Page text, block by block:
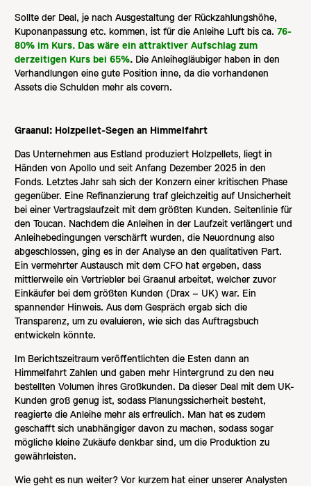
Sollte der Deal, je nach Ausgestaltung der Rückzahlungshöhe,
Kuponanpassung etc. kommen, ist für die Anleihe Luft bis ca. 76-
80% im Kurs. Das wäre ein attraktiver Aufschlag zum
derzeitigen Kurs bei 65%. Die Anleihegläubiger haben in den
Verhandlungen eine gute Position inne, da die vorhandenen
Assets die Schulden mehr als covern.
Graanul: Holzpellet-Segen an Himmelfahrt
Das Unternehmen aus Estland produziert Holzpellets, liegt in
Händen von Apollo und seit Anfang Dezember 2025 in den
Fonds. Letztes Jahr sah sich der Konzern einer kritischen Phase
gegenüber. Eine Refinanzierung traf gleichzeitig auf Unsicherheit
bei einer Vertragslaufzeit mit dem größten Kunden. Seitenlinie für
den Toucan. Nachdem die Anleihen in der Laufzeit verlängert und
Anleihebedingungen verschärft wurden, die Neuordnung also
abgeschlossen, ging es in der Analyse an den qualitativen Part.
Ein vermehrter Austausch mit dem CFO hat ergeben, dass
mittlerweile ein Vertriebler bei Graanul arbeitet, welcher zuvor
Einkäufer bei dem größten Kunden (Drax – UK) war. Ein
spannender Hinweis. Aus dem Gespräch ergab sich die
Transparenz, um zu evaluieren, wie sich das Auftragsbuch
entwickeln könnte.
Im Berichtszeitraum veröffentlichten die Esten dann an
Himmelfahrt Zahlen und gaben mehr Hintergrund zu den neu
bestellten Volumen ihres Großkunden. Da dieser Deal mit dem UK-
Kunden groß genug ist, sodass Planungssicherheit besteht,
reagierte die Anleihe mehr als erfreulich. Man hat es zudem
geschafft sich unabhängiger davon zu machen, sodass sogar
mögliche kleine Zukäufe denkbar sind, um die Produktion zu
gewährleisten.
Wie geht es nun weiter? Vor kurzem hat einer unserer Analysten